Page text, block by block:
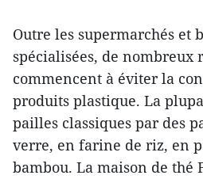
Outre les supermarchés et
spécialisées, de nombreux
commencent à éviter la
produits plastique. La
pailles classiques par des
verre, en farine de riz, en
bambou. La maison de thé